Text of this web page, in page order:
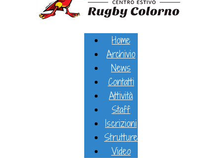
Home
Archivio
News
Contatti
Attività
Staff
Iscrizioni
Strutture
Video